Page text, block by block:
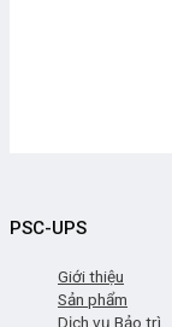
PSC-UPS
Giới thiệu
Sản phẩm
Dịch vụ Bảo trì